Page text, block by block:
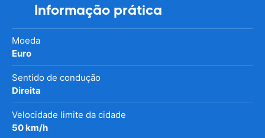
Informação prática
Moeda
Euro
Sentido de condução
Direita
Velocidade limite da cidade
50 km/h